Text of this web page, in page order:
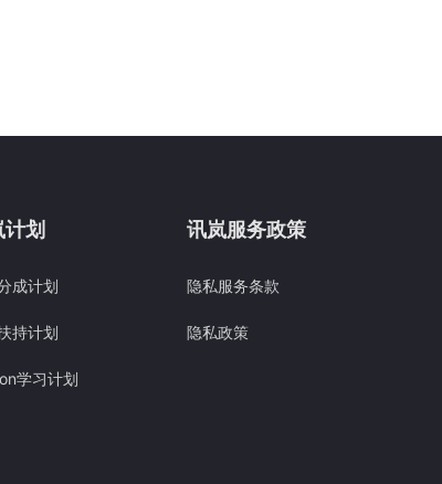
划
成计划
持计划
学习计划
讯岚服务政策
隐私服务条款
隐私政策